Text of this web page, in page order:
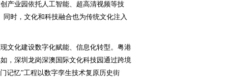
产业园依托人工智能、超高清视频等技
时，文化和科技融合也为传统文化注入
化建设数字化赋能、信息化转型。粤港
，深圳龙岗深澳国际文化科技园通过跨境
记忆”工程以数字孪生技术复原历史街